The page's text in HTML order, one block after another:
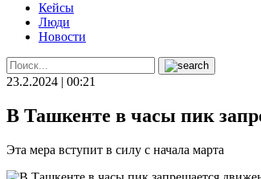
Кейсы
Люди
Новости
23.2.2024 | 00:21
В Ташкенте в часы пик
Эта мера вступит в силу с начала марта